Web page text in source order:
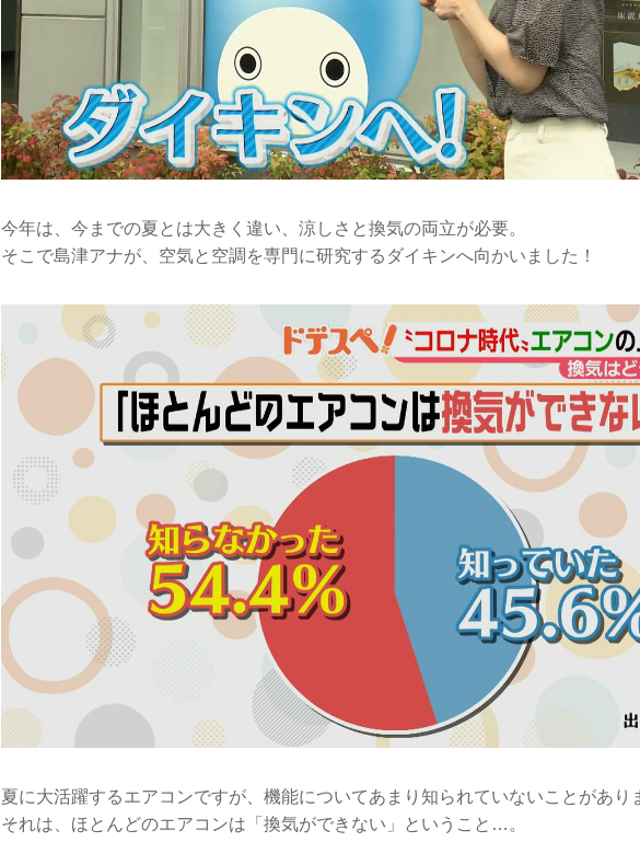
今年は、今までの夏とは大きく違い、涼しさと換気の両立が必要。
そこで島津アナが、空気と空調を専門に研究するダイキンへ向かいました！
夏に大活躍するエアコンですが、機能についてあまり知られていないことがあり
それは、ほとんどのエアコンは「換気ができない」ということ…。